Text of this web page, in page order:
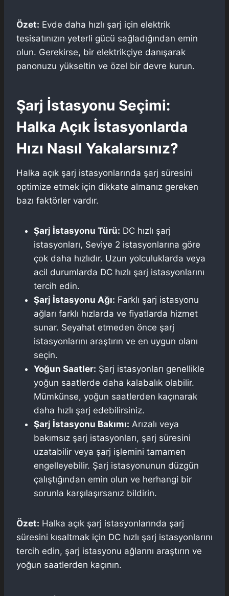
Özet: Evde daha hızlı şarj için elektrik
tesisatınızın yeterli gücü sağladığından emin
olun. Gerekirse, bir elektrikçiye danışarak
panonuzu yükseltin ve özel bir devre kurun.
Şarj İstasyonu Seçimi:
Halka Açık İstasyonlarda
Hızı Nasıl Yakalarsınız?
Halka açık şarj istasyonlarında şarj süresini
optimize etmek için dikkate almanız gereken
bazı faktörler vardır.
Şarj İstasyonu Türü: DC hızlı şarj
istasyonları, Seviye 2 istasyonlarına göre
çok daha hızlıdır. Uzun yolculuklarda veya
acil durumlarda DC hızlı şarj istasyonlarını
tercih edin.
Şarj İstasyonu Ağı: Farklı şarj istasyonu
ağları farklı hızlarda ve fiyatlarda hizmet
sunar. Seyahat etmeden önce şarj
istasyonlarını araştırın ve en uygun olanı
seçin.
Yoğun Saatler: Şarj istasyonları genellikle
yoğun saatlerde daha kalabalık olabilir.
Mümkünse, yoğun saatlerden kaçınarak
daha hızlı şarj edebilirsiniz.
Şarj İstasyonu Bakımı: Arızalı veya
bakımsız şarj istasyonları, şarj süresini
uzatabilir veya şarj işlemini tamamen
engelleyebilir. Şarj istasyonunun düzgün
çalıştığından emin olun ve herhangi bir
sorunla karşılaşırsanız bildirin.
Özet: Halka açık şarj istasyonlarında şarj
süresini kısaltmak için DC hızlı şarj istasyonlarını
tercih edin, şarj istasyonu ağlarını araştırın ve
yoğun saatlerden kaçının.